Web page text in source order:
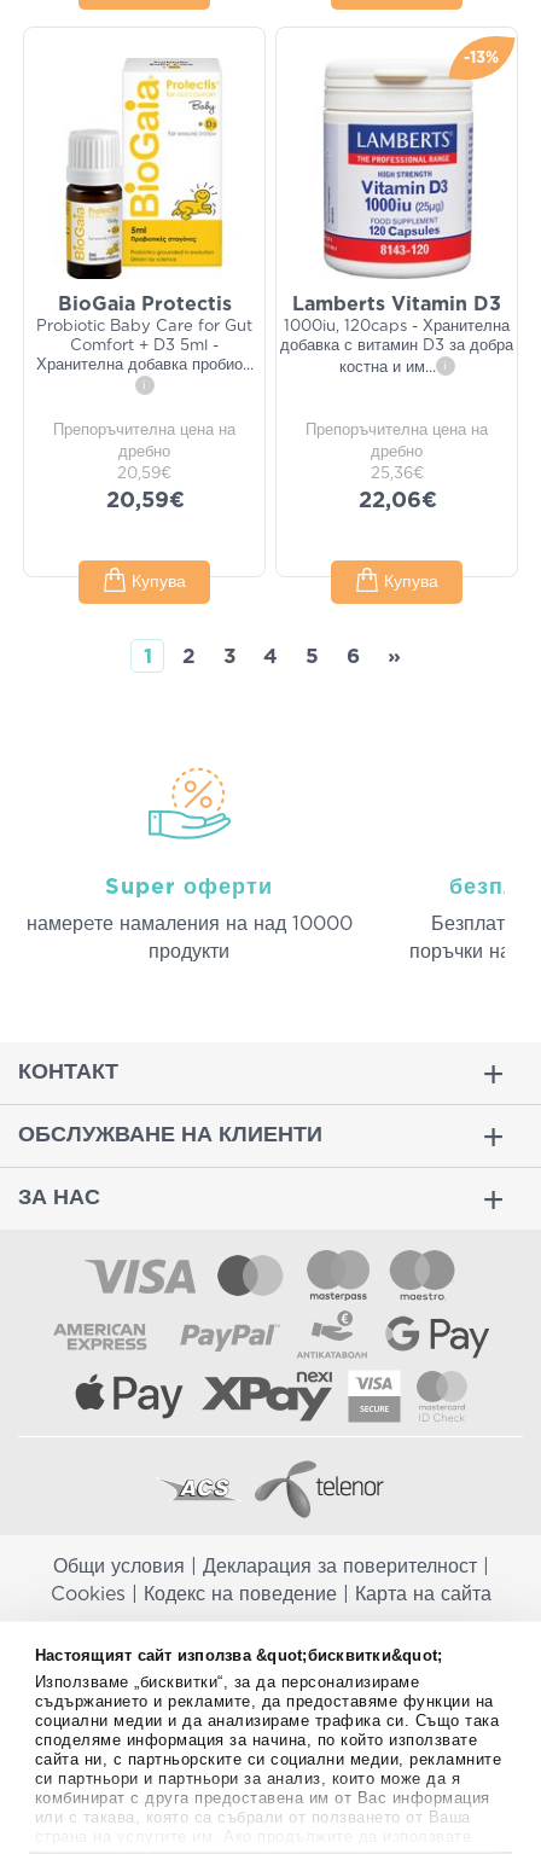
Настоящият сайт използва &quot;бисквитки&quot;
Използваме „бисквитки“, за да персонализираме
съдържанието и рекламите, да предоставяме функции на
социални медии и да анализираме трафика си. Също така
споделяме информация за начина, по който използвате
сайта ни, с партньорските си социални медии, рекламните
си партньори и партньори за анализ, които може да я
комбинират с друга предоставена им от Вас информация
или с такава, която са събрали от ползването от Ваша
страна на услугите им. Ако продължите да използвате
BioGaia Protectis
Probiotic Baby Care for Gut
Comfort + D3 5ml -
Хранителна добавка пробио...
i
Препоръчителна цена на
дребно
20,59€
20,59€
Купува
-13%
Lamberts Vitamin D3
1000iu, 120caps - Хранителна
добавка с витамин D3 за добра
костна и им... i
Препоръчителна цена на
дребно
25,36€
22,06€
Купува
1 2 3 4 5 6 »
Super оферти
намерeте намаления на над 10000
продукти
Безплатна
поръчки над
КОНТАКТ
ОБСЛУЖВАНЕ НА КЛИЕНТИ
ЗА НАС
Общи условия Декларация за поверителност|
Cookies
Кодекс на поведение| Карта на сайта
заместват балансираната диета и не са предназначени за
профилактика, лечение или лечение на човешки заболявания.
Консултирайте се с Вашия лекар, ако сте бременна, кърмите,
приемате лекарства или имате някакви здравословни проблеми,
преди да използвате някаква хранителна добавка. Непрекъснато се
стремим да ви предоставяме точна и валидна информация. Ако
имате някакви въпроси или коментари относно тях, моля свържете
се с нас.